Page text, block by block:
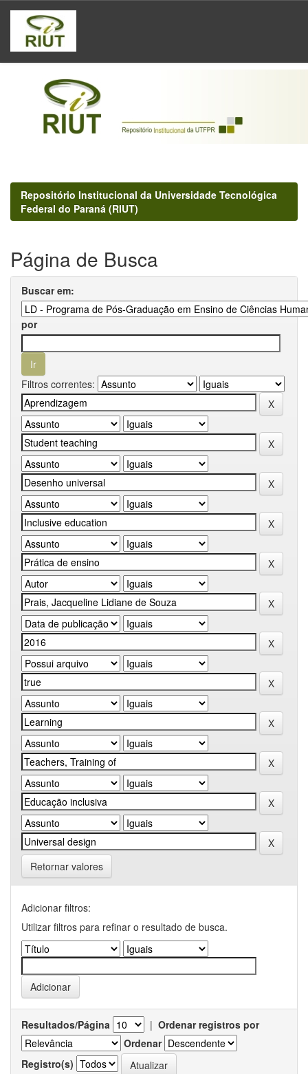
Skip
navigation
Repositório Institucional da Universidade Tecnológica
Federal do Paraná (RIUT)
Página de Busca
Buscar em:
por
Filtros correntes:
Retornar valores
Adicionar filtros:
Utilizar filtros para refinar o resultado de busca.
Resultados/Página | Ordenar registros por
Ordenar
Registro(s)